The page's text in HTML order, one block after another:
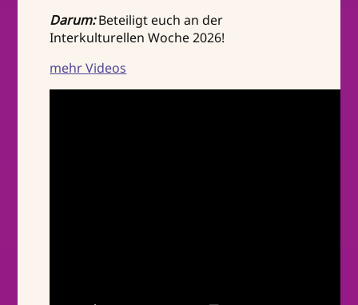
Darum:Beteiligt euch an der
Interkulturellen Woche 2026!
mehr Videos